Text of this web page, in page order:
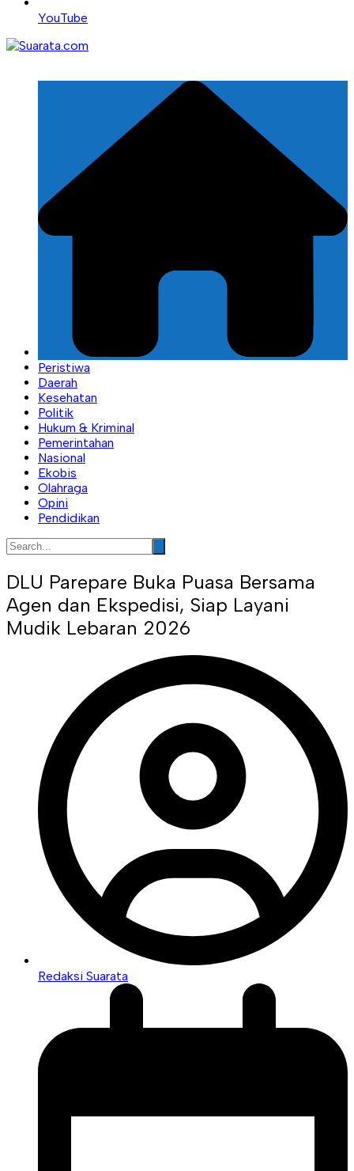
YouTube
Peristiwa
Daerah
Kesehatan
Politik
Hukum & Kriminal
Pemerintahan
Nasional
Ekobis
Olahraga
Opini
Pendidikan
DLU Parepare Buka Puasa Bersama
Agen dan Ekspedisi, Siap Layani
Mudik Lebaran 2026
Redaksi Suarata